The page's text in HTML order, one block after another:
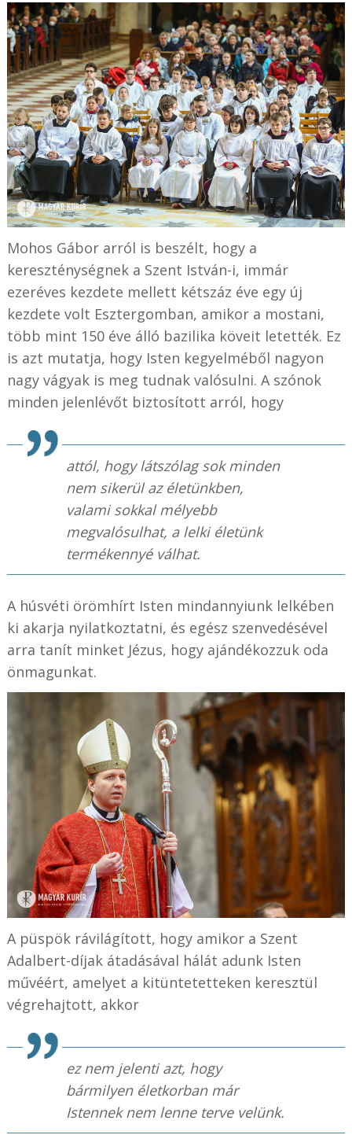
Mohos Gábor arról is beszélt, hogy a
kereszténységnek a Szent István-i, immár
ezeréves kezdete mellett kétszáz éve egy új
kezdete volt Esztergomban, amikor a mostani,
több mint 150 éve álló bazilika köveit letették. Ez
is azt mutatja, hogy Isten kegyelméből nagyon
nagy vágyak is meg tudnak valósulni. A szónok
minden jelenlévőt biztosított arról, hogy
attól, hogy látszólag sok minden
nem sikerül az életünkben,
valami sokkal mélyebb
megvalósulhat, a lelki életünk
termékennyé válhat.
A húsvéti örömhírt Isten mindannyiunk lelkében
ki akarja nyilatkoztatni, és egész szenvedésével
arra tanít minket Jézus, hogy ajándékozzuk oda
önmagunkat.
A püspök rávilágított, hogy amikor a Szent
Adalbert-díjak átadásával hálát adunk Isten
művéért, amelyet a kitüntetetteken keresztül
végrehajtott, akkor
ez nem jelenti azt, hogy
bármilyen életkorban már
Istennek nem lenne terve velünk.